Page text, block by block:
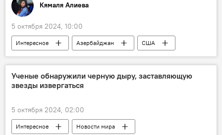
Кямаля Алиева
5 октября 2024, 10:00
Интересное Азербайджан
США
Голливуд
Кто сегодня родился
Какой сегодня праздник
Катастрофа
Актер
Ученые обнаружили черную дыру, заставляющую
звезды извергаться
5 октября 2024, 02:00
Интересное
Новости мира